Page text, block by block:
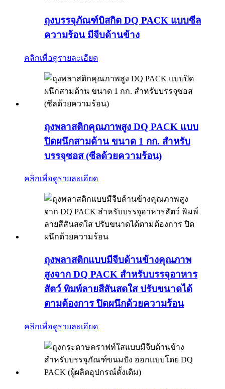
ถุงบรรจุภัณฑ์บิสกิต DQ PACK แบบซีล
ความร้อน มีจีบด้านข้าง
คลิกเพื่อดูรายละเอียด
ถุงพลาสติกคุณภาพสูง DQ PACK แบบ
ปิดผนึกสามด้าน ขนาด 1 กก. สำหรับ
บรรจุซอส (ซีลด้วยความร้อน)
คลิกเพื่อดูรายละเอียด
ถุงพลาสติกแบบมีจีบด้านข้างคุณภาพ
สูงจาก DQ PACK สำหรับบรรจุอาหาร
สัตว์ พิมพ์ลายสีสันสดใส ปรับขนาดได้
ตามต้องการ ปิดผนึกด้วยความร้อน
คลิกเพื่อดูรายละเอียด